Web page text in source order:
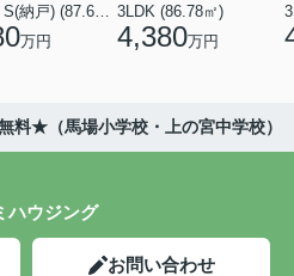
万円
3LDK (86.78㎡)
4,380万円
料★（馬場小学校・上の宮中学校）
ハウジング
お問い合わせ